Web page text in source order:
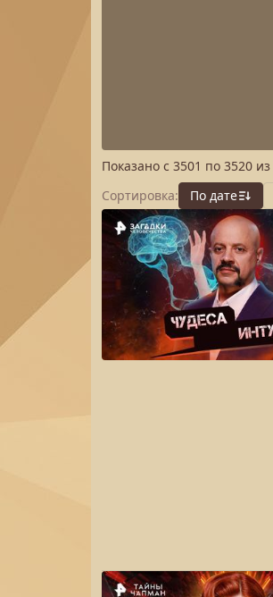
Показано с 3501 по 3520 из
Сортировка:
По дате